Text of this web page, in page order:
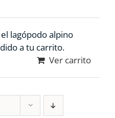
el lagópodo alpino
a tu carrito.
Ver carrito